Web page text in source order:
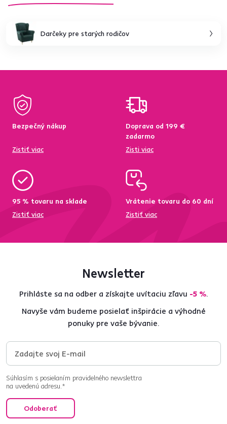
Darčeky pre starých rodičov
Bezpečný nákup
Zistiť viac
Doprava od 199 €
zadarmo
Zisti viac
95 % tovaru na sklade
Zistiť viac
Vrátenie tovaru do 60 dní
Zistiť viac
Newsletter
Prihláste sa na odber a získajte uvítaciu zľavu -5 %.
Navyše vám budeme posielať inšpirácie a výhodné
ponuky pre vaše bývanie.
Súhlasím s posielaním pravidelného newslettra
na uvedenú adresu.*
Odoberať